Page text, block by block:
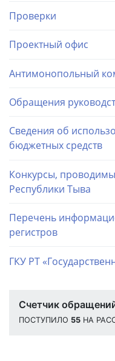
Проверки
Проектный офис
Антимонопольный
Обращения
Сведения об
бюджетных средств
Конкурсы,
Республики Тыва
Перечень
регистров
ГКУ РТ
Счетчик
ПОСТУПИЛО 55 НА